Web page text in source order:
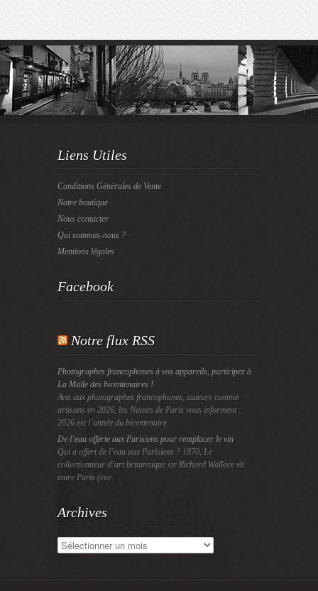
Liens Utiles
Conditions Générales de Vente
Notre boutique
Nous contacter
Qui sommes-nous ?
Mentions légales
Facebook
Notre flux RSS
Photographes francophones à vos appareils, participez à
La Malle des bicentenaires !
Avis aux photographes francophones, auteurs comme
artisans en 2026, les Nautes de Paris vous informent :
2026 est l’année du bicentenaire
De l’eau offerte aux Parisiens pour remplacer le vin
Qui a offert de l’eau aux Parisiens ? 1870, Le
collectionneur d’art britannique sir Richard Wallace vit
entre Paris (rue
Archives
Archives